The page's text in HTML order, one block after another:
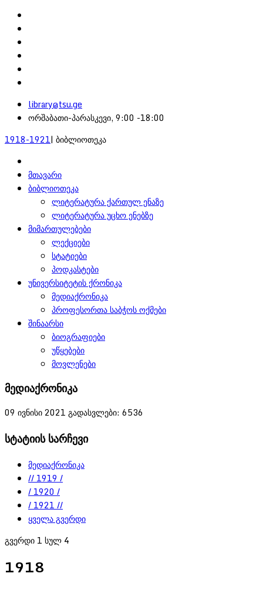
library@tsu.ge
ორშაბათი-პარასკევი, 9:00 -18:00
1918-1921| ბიბლიოთეკა
მთავარი
ბიბლიოთეკა
ლიტერატურა ქართულ ენაზე
ლიტერატურა უცხო ენებზე
მიმართულებები
ლექციები
სტატიები
პოდკასტები
უნივერსიტეტის ქრონიკა
მედიაქრონიკა
პროფესორთა საბჭოს ოქმები
შინაარსი
ბიოგრაფიები
უწყებები
მოვლენები
მედიაქრონიკა
09 ივნისი 2021 გადასვლები: 6536
სტატიის სარჩევი
მედიაქრონიკა
// 1919 /
/ 1920 /
/ 1921 //
ყველა გვერდი
გვერდი 1 სულ 4
1918